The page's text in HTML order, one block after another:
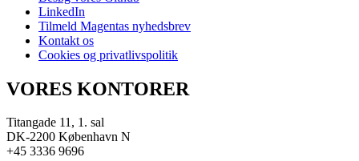
LinkedIn
Tilmeld Magentas nyhedsbrev
Kontakt os
Cookies og privatlivspolitik
VORES KONTORER
Titangade 11, 1. sal
DK-2200 København N
+45 3336 9696